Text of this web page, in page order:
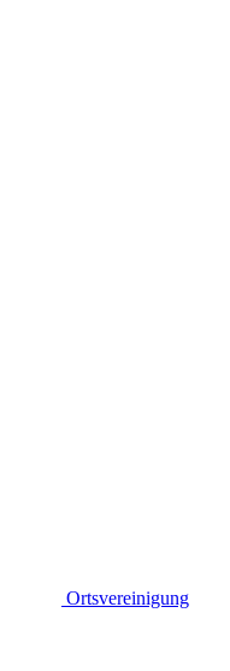
Ortsvereinigung